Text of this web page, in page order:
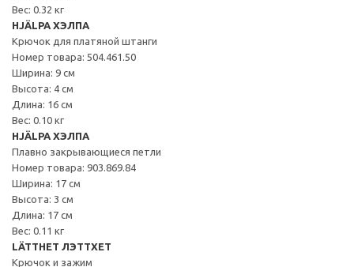
Вес: 0.32 кг
HJÄLPA ХЭЛПА
Крючок для платяной штанги
Номер товара: 504.461.50
Ширина: 9 см
Высота: 4 см
Длина: 16 см
Вес: 0.10 кг
HJÄLPA ХЭЛПА
Плавно закрывающиеся петли
Номер товара: 903.869.84
Ширина: 17 см
Высота: 3 см
Длина: 17 см
Вес: 0.11 кг
LÄTTHET ЛЭТТХЕТ
Крючок и зажим